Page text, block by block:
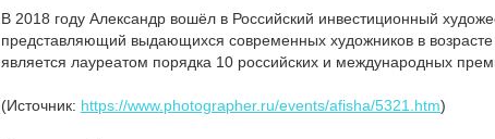
В 2018 году Александр вошёл в Российский инвестиционный
представляющий выдающихся современных художников в
является лауреатом порядка 10 российских и международных
(Источник: https://www.photographer.ru/events/afisha/5321.htm)